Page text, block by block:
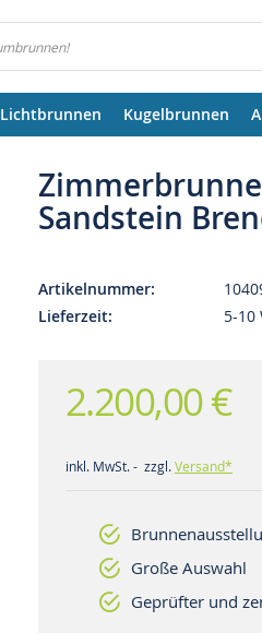
Lichtbrunnen Kugelbrunnen
Sandstein
Artikelnummer
Lieferzeit
5-10
2.200,00 €
inkl. MwSt. - zzgl.Versand*
Große Auswahl
Geprüfter und